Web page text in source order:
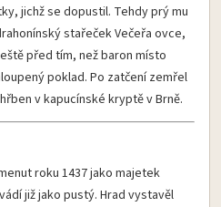
jichž se dopustil. Tehdy prý mu
stařeček Večeřa ovce,
před tím, než baron místo
poklad. Po zatčení zemřel
v kapucínské kryptě v Brně.
roku 1437 jako majetek
již jako pustý. Hrad vystavěl